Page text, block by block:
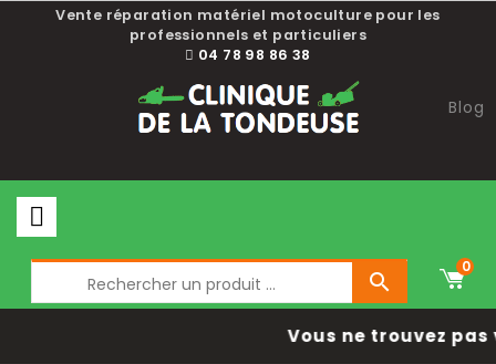
Vente réparation matériel motoculture pour les
professionnels et particuliers
04 78 98 86 38
Blog

0
Vous ne trouvez